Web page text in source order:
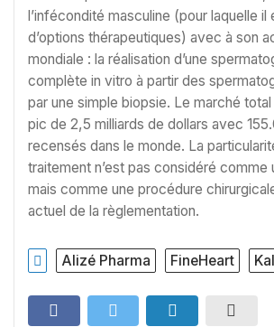
l’infécondité masculine (pour laquelle
d’options thérapeutiques) avec à son
mondiale : la réalisation d’une
complète in vitro à partir des
par une simple biopsie. Le marché
pic de 2,5 milliards de dollars avec
recensés dans le monde. La
traitement n’est pas considéré comme
mais comme une procédure
actuel de la règlementation.
Alizé Pharma FineHeart